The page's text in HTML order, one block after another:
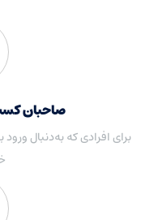
صاحبان
برای افرادی که به‌دنبال